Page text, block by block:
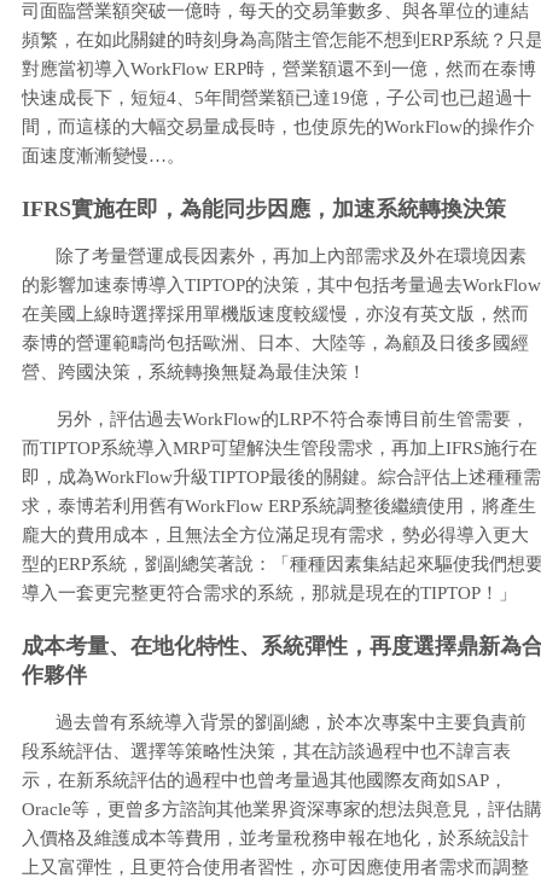
司面臨營業額突破一億時，每天的交易筆數多、與各單位的連結
頻繁，在如此關鍵的時刻身為高階主管怎能不想到ERP系統？只
對應當初導入WorkFlow ERP時，營業額還不到一億，然而在泰博
快速成長下，短短4、5年間營業額已達19億，子公司也已超過十
間，而這樣的大幅交易量成長時，也使原先的WorkFlow的操作介
面速度漸漸變慢…。
IFRS實施在即，為能同步因應，加速系統轉換決策
除了考量營運成長因素外，再加上內部需求及外在環境因素
的影響加速泰博導入TIPTOP的決策，其中包括考量過去WorkFlow
在美國上線時選擇採用單機版速度較緩慢，亦沒有英文版，然而
泰博的營運範疇尚包括歐洲、日本、大陸等，為顧及日後多國經
營、跨國決策，系統轉換無疑為最佳決策！
另外，評估過去WorkFlow的LRP不符合泰博目前生管需要，
而TIPTOP系統導入MRP可望解決生管段需求，再加上IFRS施行在
即，成為WorkFlow升級TIPTOP最後的關鍵。綜合評估上述種種需
求，泰博若利用舊有WorkFlow ERP系統調整後繼續使用，將產生
龐大的費用成本，且無法全方位滿足現有需求，勢必得導入更大
型的ERP系統，劉副總笑著說：「種種因素集結起來驅使我們想
導入一套更完整更符合需求的系統，那就是現在的TIPTOP！」
成本考量、在地化特性、系統彈性，再度選擇鼎新為
作夥伴
過去曾有系統導入背景的劉副總，於本次專案中主要負責前
段系統評估、選擇等策略性決策，其在訪談過程中也不諱言表
示，在新系統評估的過程中也曾考量過其他國際友商如SAP，
Oracle等，更曾多方諮詢其他業界資深專家的想法與意見，評估購
入價格及維護成本等費用，並考量稅務申報在地化，於系統設計
上又富彈性，且更符合使用者習性，亦可因應使用者需求而調整